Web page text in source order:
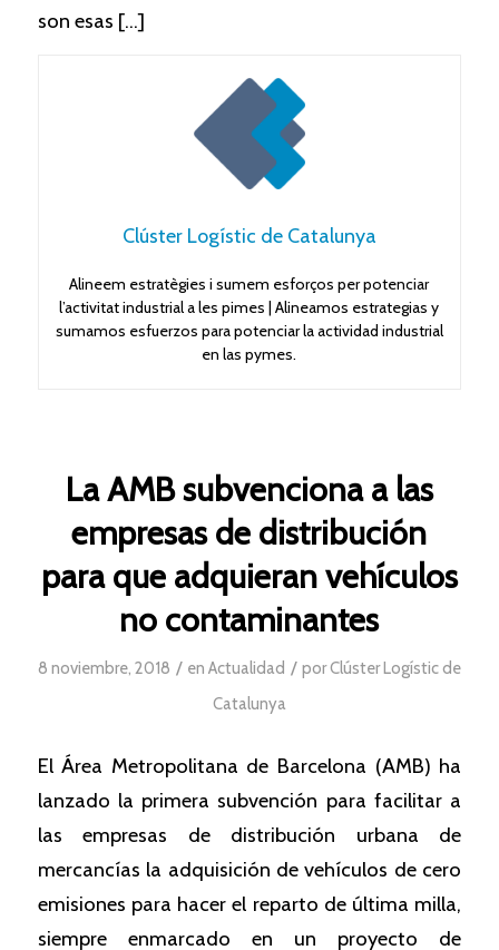
son esas […]
Clúster Logístic de Catalunya
Alineem estratègies i sumem esforços per potenciar
l’activitat industrial a les pimes | Alineamos estrategias y
sumamos esfuerzos para potenciar la actividad industrial
en las pymes.
La AMB subvenciona a las
empresas de distribución
para que adquieran vehículos
no contaminantes
8 noviembre, 2018 / en Actualidad / porClúster Logístic de
Catalunya
El Área Metropolitana de Barcelona (AMB) ha
lanzado la primera subvención para facilitar a
las empresas de distribución urbana de
mercancías la adquisición de vehículos de cero
emisiones para hacer el reparto de última milla,
siempre enmarcado en un proyecto de